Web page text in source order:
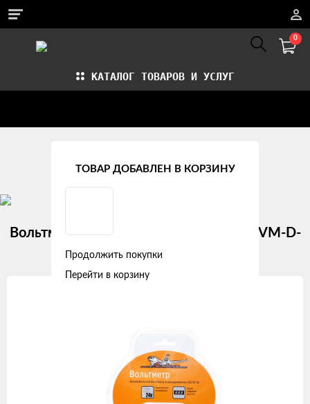
0
КАТАЛОГ ТОВАРОВ И УСЛУГ
Вольтметр в прикуриватель 12-24В (AVM-D-
01)
ТОВАР ДОБАВЛЕН В КОРЗИНУ
Продолжить покупки
Перейти в корзину